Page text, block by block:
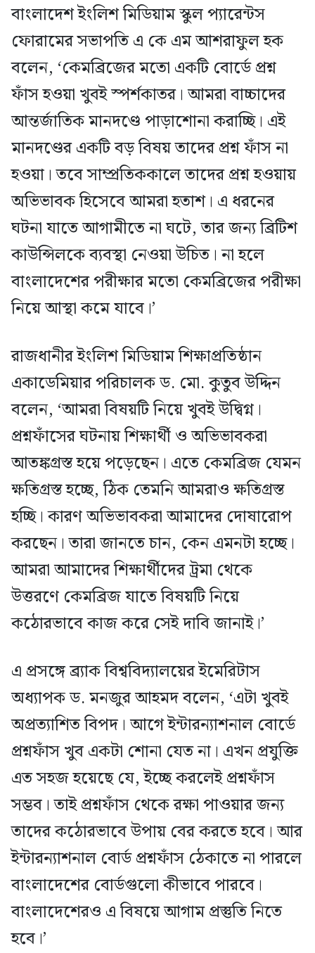
বাংলাদেশ ইংলিশ মিডিয়াম স্কুল প্যারেন্টস
ফোরামের সভাপতি এ কে এম আশরাফুল হক
বলেন, ‘কেমব্রিজের মতো একটি বোর্ডে প্রশ্ন
ফাঁস হওয়া খুবই স্পর্শকাতর। আমরা বাচ্চাদের
আন্তর্জাতিক মানদণ্ডে পাড়াশোনা করাচ্ছি। এই
মানদণ্ডের একটি বড় বিষয় তাদের প্রশ্ন ফাঁস না
হওয়া। তবে সাম্প্রতিককালে তাদের প্রশ্ন হওয়ায়
অভিভাবক হিসেবে আমরা হতাশ। এ ধরনের
ঘটনা যাতে আগামীতে না ঘটে, তার জন্য ব্রিটিশ
কাউন্সিলকে ব্যবস্থা নেওয়া উচিত। না হলে
বাংলাদেশের পরীক্ষার মতো কেমব্রিজের পরীক্ষা
নিয়ে আস্থা কমে যাবে।’
রাজধানীর ইংলিশ মিডিয়াম শিক্ষাপ্রতিষ্ঠান
একাডেমিয়ার পরিচালক ড. মো. কুতুব উদ্দিন
বলেন, ‘আমরা বিষয়টি নিয়ে খুবই উদ্বিগ্ন।
প্রশ্নফাঁসের ঘটনায় শিক্ষার্থী ও অভিভাবকরা
আতঙ্কগ্রস্ত হয়ে পড়েছেন। এতে কেমব্রিজ যেমন
ক্ষতিগ্রস্ত হচ্ছে, ঠিক তেমনি আমরাও ক্ষতিগ্রস্ত
হচ্ছি। কারণ অভিভাবকরা আমাদের দোষারোপ
করছেন। তারা জানতে চান, কেন এমনটা হচ্ছে।
আমরা আমাদের শিক্ষার্থীদের ট্রমা থেকে
উত্তরণে কেমব্রিজ যাতে বিষয়টি নিয়ে
কঠোরভাবে কাজ করে সেই দাবি জানাই।’
এ প্রসঙ্গে ব্র্যাক বিশ্ববিদ্যালয়ের ইমেরিটাস
অধ্যাপক ড. মনজুর আহমদ বলেন, ‘এটা খুবই
অপ্রত্যাশিত বিপদ। আগে ইন্টারন্যাশনাল বোর্ডে
প্রশ্নফাঁস খুব একটা শোনা যেত না। এখন প্রযুক্তি
এত সহজ হয়েছে যে, ইচ্ছে করলেই প্রশ্নফাঁস
সম্ভব। তাই প্রশ্নফাঁস থেকে রক্ষা পাওয়ার জন্য
তাদের কঠোরভাবে উপায় বের করতে হবে। আর
ইন্টারন্যাশনাল বোর্ড প্রশ্নফাঁস ঠেকাতে না পারলে
বাংলাদেশের বোর্ডগুলো কীভাবে পারবে।
বাংলাদেশেরও এ বিষয়ে আগাম প্রস্তুতি নিতে
হবে।’